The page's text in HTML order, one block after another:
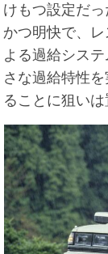
けもつ設定だ
かつ明快で、
よる過給シス
さな過給特性
ることに狙いは